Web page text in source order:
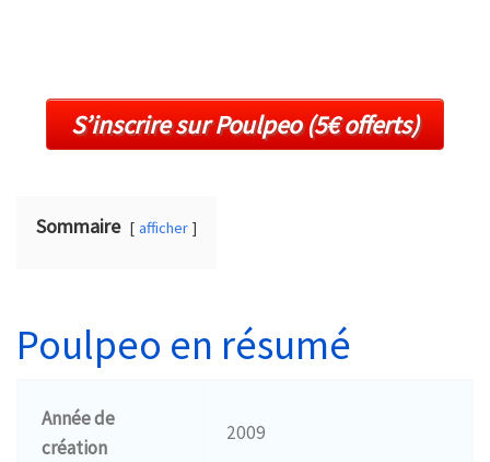
S’inscrire sur Poulpeo (5€ offerts)
Sommaire afficher
Poulpeo en résumé
Année de
création
2009